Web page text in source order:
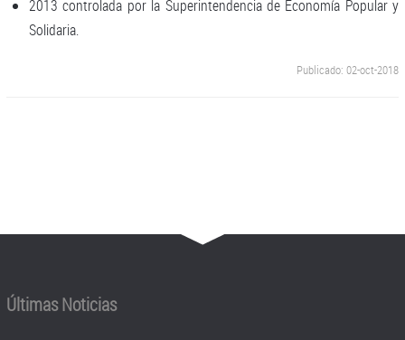
2013 controlada por la Superintendencia de Economía Popular y
Solidaria.
Publicado: 02-oct-2018
Últimas Noticias